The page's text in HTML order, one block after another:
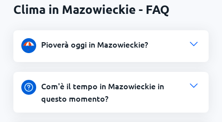
Clima in Mazowieckie - FAQ
Pioverà oggi in Mazowieckie?
Com'è il tempo in Mazowieckie in
questo momento?